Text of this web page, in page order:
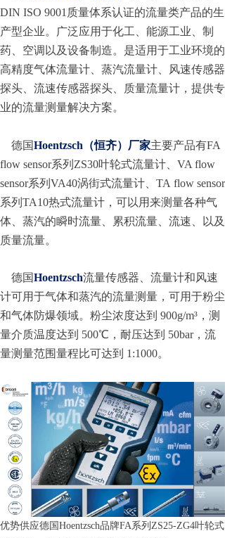
DIN ISO 9001质量体系认证的流量类产品的生
产型企业。广泛应用于化工、能源工业、制
药、空调以及设备制造。是适用于工业环境的
高精度气体流量计、蒸汽流量计、风速传感器
探头、流速传感器探头、质量流量计，提供专
业的流量测量解决方案。
德国Hoentzsch（恒齐）厂家主要产品有FA
flow sensor系列ZS30叶轮式流量计、VA flow
sensor系列VA40涡街式流量计、TA flow sensor
系列TA10热式流量计，可以用来测量各种气
体、蒸汽的瞬时流量、累积流量、流速、以及
质量流量。
德国Hoentzsch流量传感器、流量计和风速
计可用于气体和蒸汽的流量测量，可用于粉尘
和气体防爆领域。粉尘浓度达到 900g/m³，测
量介质温度达到 500℃，耐压达到 50bar，流
量测量范围量程比可达到 1:1000。
优势供应德国Hoentzsch品牌FA系列ZS25-ZG4叶轮式